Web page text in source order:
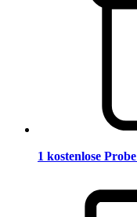
1 kostenlose Probe